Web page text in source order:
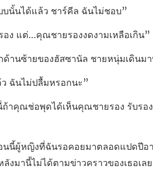
บนั้นได้แล้ว
อง แต่...คุณชา
านซ้ายของฮัสซานัล ชายหนุ่มเดิน
ฉัน
ณช่อพุดได้เห็นคุณชายรอง รับรอง
งมานี้ไ